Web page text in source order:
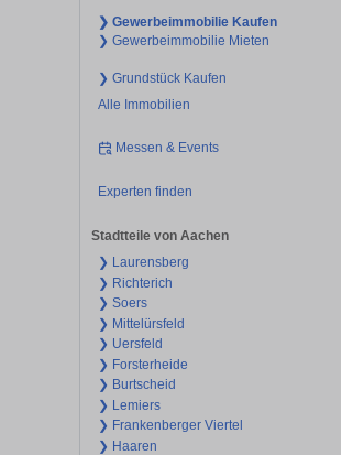
❯ Gewerbeimmobilie Kaufen
❯ Gewerbeimmobilie Mieten
❯ Grundstück Kaufen
Alle Immobilien
Messen & Events
Experten finden
Stadtteile von Aachen
❯ Laurensberg
❯ Richterich
❯ Soers
❯ Mittelürsfeld
❯ Uersfeld
❯ Forsterheide
❯ Burtscheid
❯ Lemiers
❯ Frankenberger Viertel
❯ Haaren